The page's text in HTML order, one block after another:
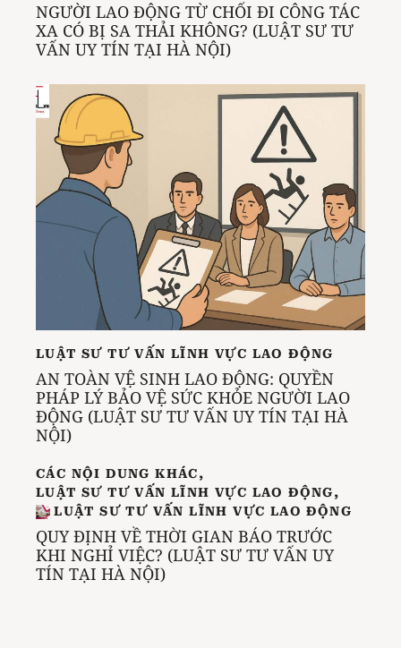
NGƯỜI LAO ĐỘNG TỪ CHỐI ĐI CÔNG TÁC
XA CÓ BỊ SA THẢI KHÔNG? (LUẬT SƯ TƯ
VẤN UY TÍN TẠI HÀ NỘI)
LUẬT SƯ TƯ VẤN LĨNH VỰC LAO ĐỘNG
AN TOÀN VỆ SINH LAO ĐỘNG: QUYỀN
PHÁP LÝ BẢO VỆ SỨC KHỎE NGƯỜI LAO
ĐỘNG (LUẬT SƯ TƯ VẤN UY TÍN TẠI HÀ
NỘI)
CÁC NỘI DUNG KHÁC,
LUẬT SƯ TƯ VẤN LĨNH VỰC LAO ĐỘNG,
LUẬT SƯ TƯ VẤN LĨNH VỰC LAO ĐỘNG
QUY ĐỊNH VỀ THỜI GIAN BÁO TRƯỚC
KHI NGHỈ VIỆC? (LUẬT SƯ TƯ VẤN UY
TÍN TẠI HÀ NỘI)